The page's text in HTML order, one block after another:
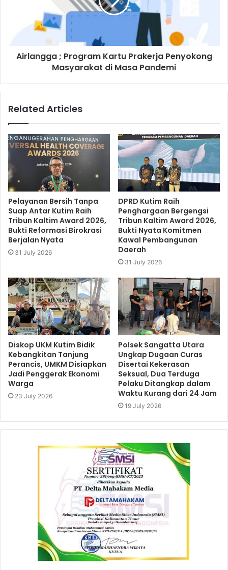
Airlangga ; Program Kartu Prakerja Penyokong
Masyarakat di Masa Pandemi
Related Articles
Pelayanan Bersih Tanpa
Suap Antar Kutim Raih
Tribun Kaltim Award 2026,
Bukti Reformasi Birokrasi
Berjalan Nyata
31 July 2026
DPRD Kutim Raih
Penghargaan Bergengsi
Tribun Kaltim Award 2026,
Bukti Nyata Komitmen
Kawal Pembangunan
Daerah
31 July 2026
Diskop UKM Kutim Bidik
Kebangkitan Tanjung
Perancis, UMKM Disiapkan
Jadi Penggerak Ekonomi
Warga
23 July 2026
Polsek Sangatta Utara
Ungkap Dugaan Curas
Disertai Kekerasan
Seksual, Dua Terduga
Pelaku Ditangkap dalam
Waktu Kurang dari 24 Jam
19 July 2026